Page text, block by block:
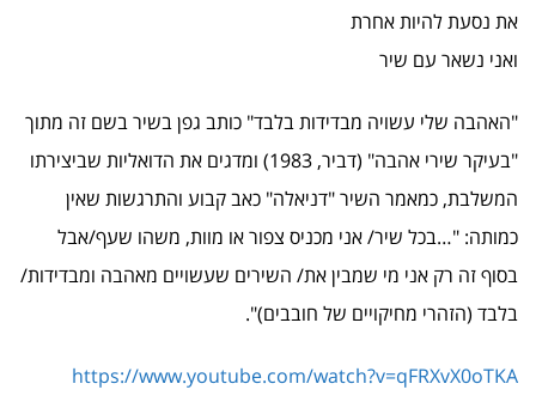
את נסעת להיות אחרת
ואני נשאר עם שיר
"האהבה שלי עשויה מבדידות בלבד" כותב גפן בשיר בשם זה מתוך
"בעיקר שירי אהבה" (דביר, 1983) ומדגים את הדואליות שביצירתו
המשלבת, כמאמר השיר "דניאלה" כאב קבוע והתרגשות שאין
כמותה: "…בכל שיר/ אני מכניס צפור או מוות, משהו שעף/אבל
בסוף זה רק אני מי שמבין את/ השירים שעשויים מאהבה ומבדידות/
בלבד (הזהרי מחיקויים של חובבים)".
https://www.youtube.com/watch?v=qFRXvX0oTKA